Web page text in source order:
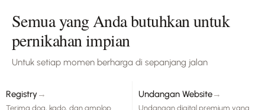
Semua yang Anda butuhkanuntuk
pernikahan impian
Untuk setiap momen berharga di sepanjang jalan
Registry→
Terima doa, kado, dan amplop
Undangan Website→
Undangan digital premium yang